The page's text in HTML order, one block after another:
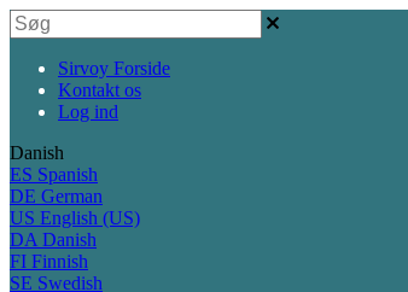
Sirvoy Forside
Kontakt os
Log ind
Danish
ES Spanish
DE German
US English (US)
DA Danish
FI Finnish
SE Swedish